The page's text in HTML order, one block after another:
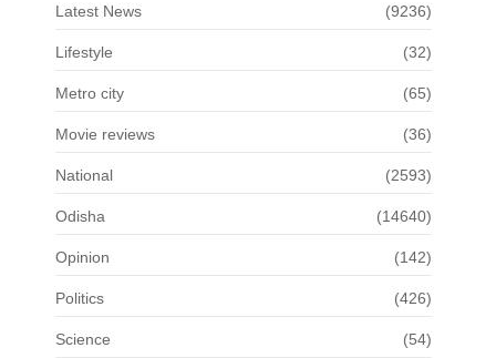
Latest News (9236)
Lifestyle (32)
Metro city (65)
Movie reviews (36)
National (2593)
Odisha (14640)
Opinion (142)
Politics (426)
Science (54)